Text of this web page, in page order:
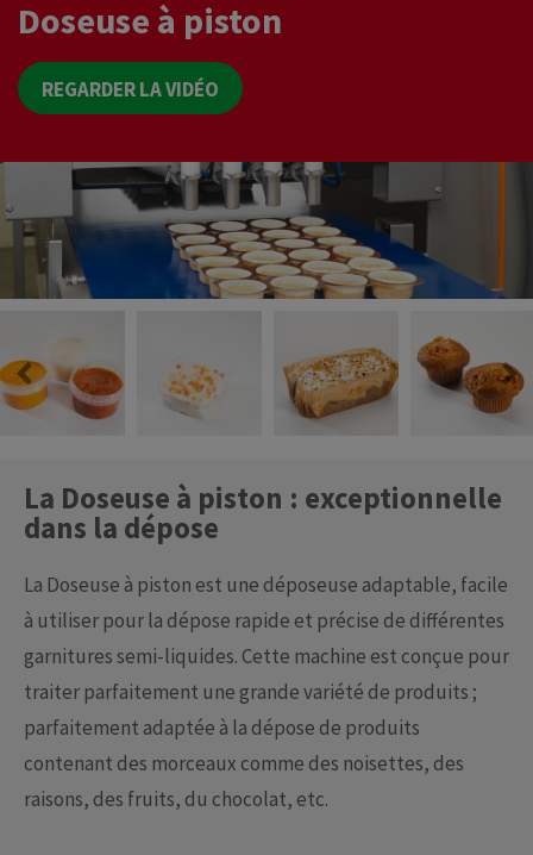
Doseuse à piston
REGARDER LA VIDÉO
La Doseuse à piston : exceptionnelle
dans la dépose
La Doseuse à piston est une déposeuse adaptable, facile
à utiliser pour la dépose rapide et précise de différentes
garnitures semi-liquides. Cette machine est conçue pour
traiter parfaitement une grande variété de produits ;
parfaitement adaptée à la dépose de produits
contenant des morceaux comme des noisettes, des
raisons, des fruits, du chocolat, etc.